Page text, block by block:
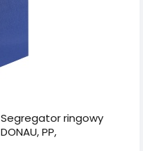
Segregator ringowy
DONAU, PP,